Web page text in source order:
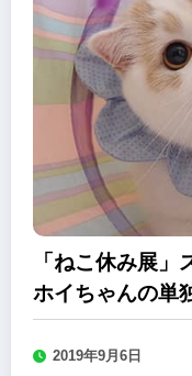
「ねこ休み展
ホイちゃんの単
2019年9月6日